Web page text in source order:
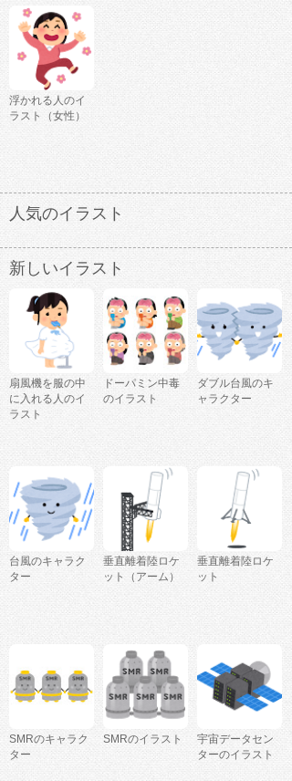
浮かれる人のイ
ラスト（女性）
人気のイラスト
新しいイラスト
扇風機を服の中
に入れる人のイ
ラスト
ドーパミン中毒
のイラスト
ダブル台風のキ
ャラクター
台風のキャラク
ター
垂直離着陸ロケ
ット（アーム）
垂直離着陸ロケ
ット
SMRのキャラク
ター
SMRのイラスト
宇宙データセン
ターのイラスト